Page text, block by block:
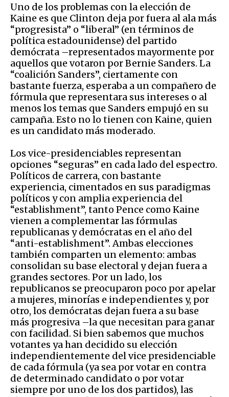
Uno de los problemas con la elección de
Kaine es que Clinton deja por fuera al ala más
“progresista” o “liberal” (en términos de
política estadounidense) del partido
demócrata –representados mayormente por
aquellos que votaron por Bernie Sanders. La
“coalición Sanders”, ciertamente con
bastante fuerza, esperaba a un compañero de
fórmula que representara sus intereses o al
menos los temas que Sanders empujó en su
campaña. Esto no lo tienen con Kaine, quien
es un candidato más moderado.
Los vice-presidenciables representan
opciones “seguras” en cada lado del espectro.
Políticos de carrera, con bastante
experiencia, cimentados en sus paradigmas
políticos y con amplia experiencia del
“establishment”, tanto Pence como Kaine
vienen a complementar las fórmulas
republicanas y demócratas en el año del
“anti-establishment”. Ambas elecciones
también comparten un elemento: ambas
consolidan su base electoral y dejan fuera a
grandes sectores. Por un lado, los
republicanos se preocuparon poco por apelar
a mujeres, minorías e independientes y, por
otro, los demócratas dejan fuera a su base
más progresiva –la que necesitan para ganar
con facilidad. Si bien sabemos que muchos
votantes ya han decidido su elección
independientemente del vice presidenciable
de cada fórmula (ya sea por votar en contra
de determinado candidato o por votar
siempre por uno de los dos partidos), las